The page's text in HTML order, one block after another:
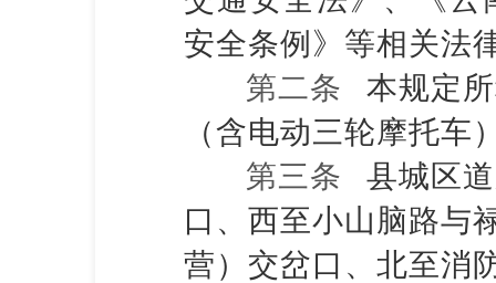
安全条例》等相关法
第二条
本规定
（含电动三轮摩托
第三条
县城区
口、西至小山脑路与
营）交岔口、北至消